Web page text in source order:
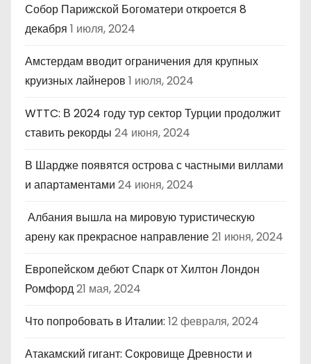
Собор Парижской Богоматери откроется 8
декабря 1 июля, 2024
Амстердам вводит ограничения для крупных
круизных лайнеров 1 июля, 2024
WTTC: В 2024 году тур сектор Турции продолжит
ставить рекорды 24 июня, 2024
В Шардже появятся острова с частными виллами
и апартаментами 24 июня, 2024
Албания вышла на мировую туристическую
арену как прекрасное направление21 июня, 2024
Европейском дебют Спарк от Хилтон Лондон
Ромфорд21 мая, 2024
Что попробовать в Италии: 12 февраля, 2024
Атакамский гигант: Сокровище Древности и